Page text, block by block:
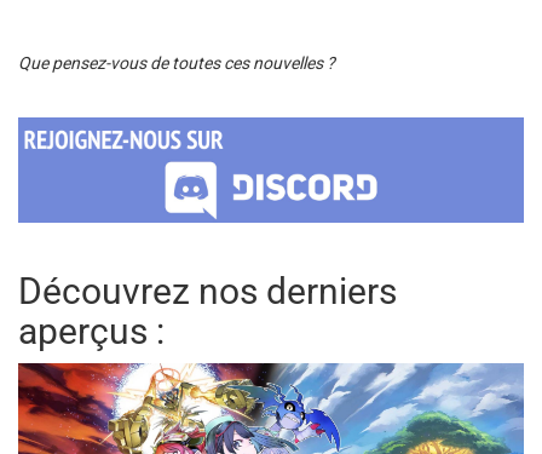
Que pensez-vous de toutes ces nouvelles ?
Découvrez nos derniers
aperçus :